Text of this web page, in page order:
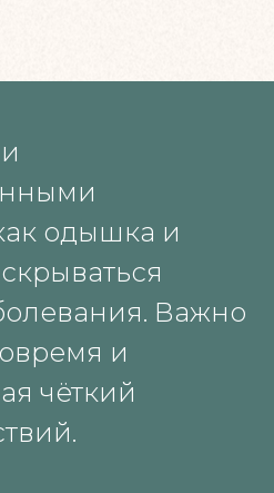
одышка и
Важно
и
чёткий